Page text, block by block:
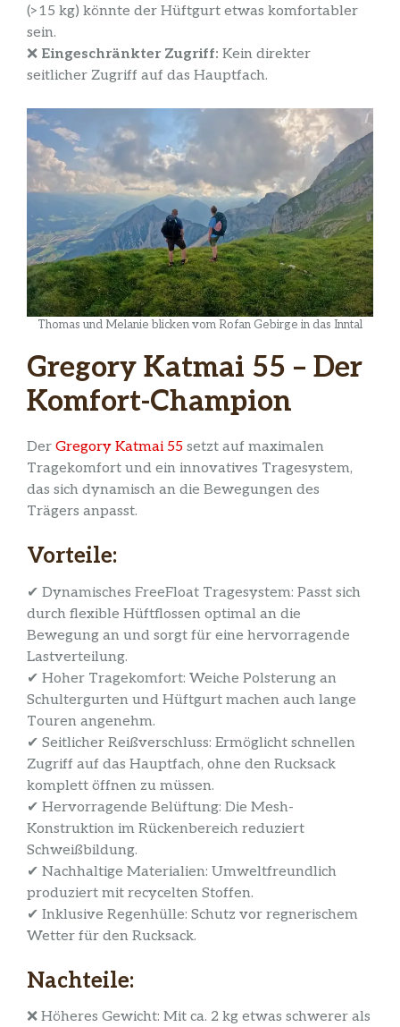
(>15 kg) könnte der Hüftgurt etwas komfortabler
sein.
❌ Eingeschränkter Zugriff: Kein direkter
seitlicher Zugriff auf das Hauptfach.
Thomas und Melanie blicken vom Rofan Gebirge in das Inntal
Gregory Katmai 55 – Der
Komfort-Champion
Der Gregory Katmai 55 setzt auf maximalen
Tragekomfort und ein innovatives Tragesystem,
das sich dynamisch an die Bewegungen des
Trägers anpasst.
Vorteile:
✔ Dynamisches FreeFloat Tragesystem: Passt sich
durch flexible Hüftflossen optimal an die
Bewegung an und sorgt für eine hervorragende
Lastverteilung.
✔ Hoher Tragekomfort: Weiche Polsterung an
Schultergurten und Hüftgurt machen auch lange
Touren angenehm.
✔ Seitlicher Reißverschluss: Ermöglicht schnellen
Zugriff auf das Hauptfach, ohne den Rucksack
komplett öffnen zu müssen.
✔ Hervorragende Belüftung: Die Mesh-
Konstruktion im Rückenbereich reduziert
Schweißbildung.
✔ Nachhaltige Materialien: Umweltfreundlich
produziert mit recycelten Stoffen.
✔ Inklusive Regenhülle: Schutz vor regnerischem
Wetter für den Rucksack.
Nachteile:
❌ Höheres Gewicht: Mit ca. 2 kg etwas schwerer als